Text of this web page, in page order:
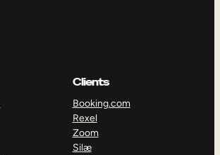
Clients
Booking.com
Rexel
Zoom
Silæ